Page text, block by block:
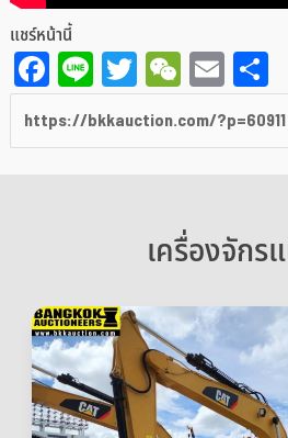
แชร์หน้านี้
Facebook
LineTwitter
WeChat
Email
เครื่องจักร